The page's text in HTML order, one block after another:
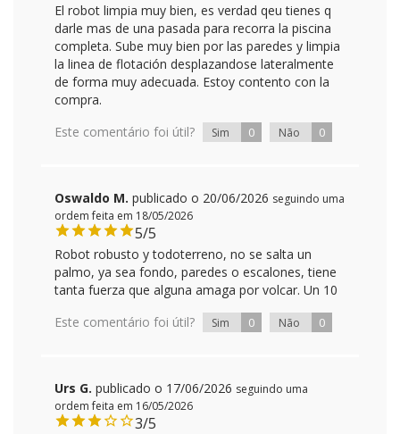
El robot limpia muy bien, es verdad qeu tienes q
darle mas de una pasada para recorra la piscina
completa. Sube muy bien por las paredes y limpia
la linea de flotación desplazandose lateralmente
de forma muy adecuada. Estoy contento con la
compra.
Este comentário foi útil?
Sim 0 Não 0
Oswaldo M.publicado o 20/06/2026 seguindo uma
ordem feita em 18/05/2026
5/5
Robot robusto y todoterreno, no se salta un
palmo, ya sea fondo, paredes o escalones, tiene
tanta fuerza que alguna amaga por volcar. Un 10
Este comentário foi útil?
Sim 0 Não 0
Urs G.publicado o 17/06/2026 seguindo uma
ordem feita em 16/05/2026
3/5